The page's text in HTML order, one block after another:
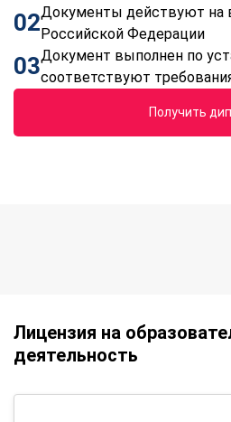
02Документы действуют на
Российской Федерации
03Документ выполнен по
соответствуют
Получить
Лицензия на
деятельность